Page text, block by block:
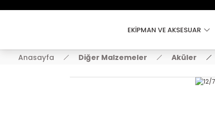
EKİPMAN VE AKSESUAR
Anasayfa Diğer Malzemeler Aküler